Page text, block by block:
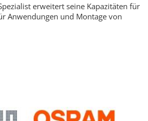
erweitert seine Kapazitäten für
Anwendungen und Montage von